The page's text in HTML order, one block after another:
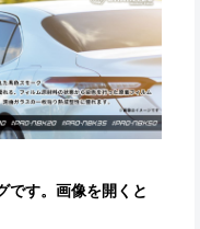
す。画像を開くと